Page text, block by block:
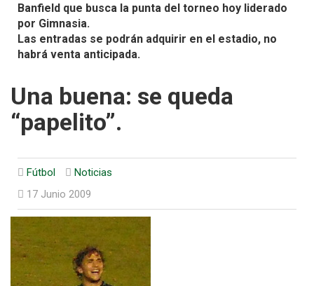
Banfield que busca la punta del torneo hoy liderado
por Gimnasia.
Las entradas se podrán adquirir en el estadio, no
habrá venta anticipada.
Una buena: se queda
“papelito”.
Fútbol
Noticias
17 Junio 2009